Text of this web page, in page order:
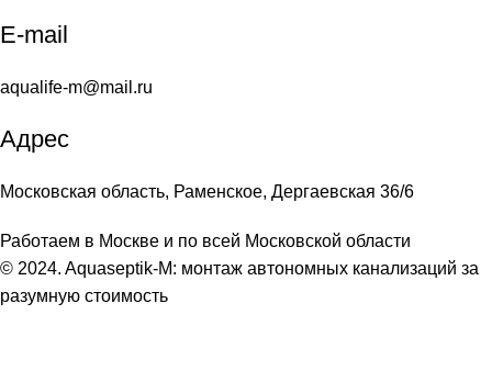
E-mail
aqualife-m@mail.ru
Адрес
Московская область, Раменское, Дергаевская 36/6
Работаем в Москве и по всей Московской области
© 2024. Aquaseptik-M: монтаж автономных канализаций за
разумную стоимость